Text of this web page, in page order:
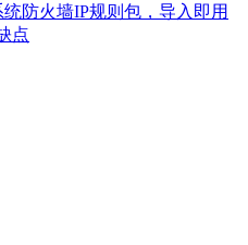
统防火墙IP规则包，导入即用
点